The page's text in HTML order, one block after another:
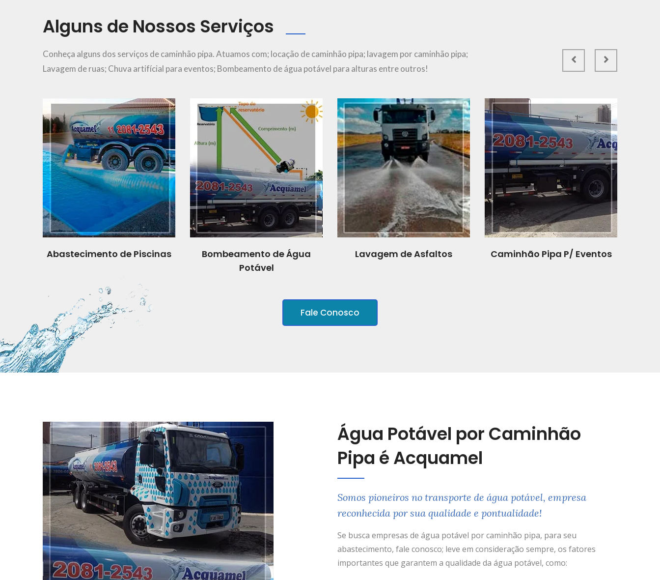
11 2081-2543
Alguns de Nossos Serviços
Conheça alguns dos serviços de caminhão pipa. Atuamos com; locação de caminhão pipa; lavagem por caminhão pipa;
Lavagem de ruas; Chuva artifícial para eventos; Bombeamento de água potável para alturas entre outros!
Ver Mais..
Abastecimento de Piscinas
Ver Mais..
Bombeamento de Água
Potável
Lavagem de Asfaltos Caminhão Pipa P/ Eventos
Fale Conosco
Água Potável por Caminhão
Pipa é Acquamel
Somos pioneiros no transporte de água potável, empresa
reconhecida por sua qualidade e pontualidade!
Se busca empresas de água potável por caminhão pipa, para seu
abastecimento, fale conosco; leve em consideração sempre, os fatores
importantes que garantem a qualidade da água potável, como: